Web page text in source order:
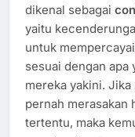
dikenal sebagai
yaitu
untuk
sesuai dengan apa
mereka yakini. Jika
pernah merasakan
tertentu, maka